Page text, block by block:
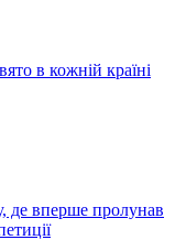
в кожній країні
де вперше пролунав